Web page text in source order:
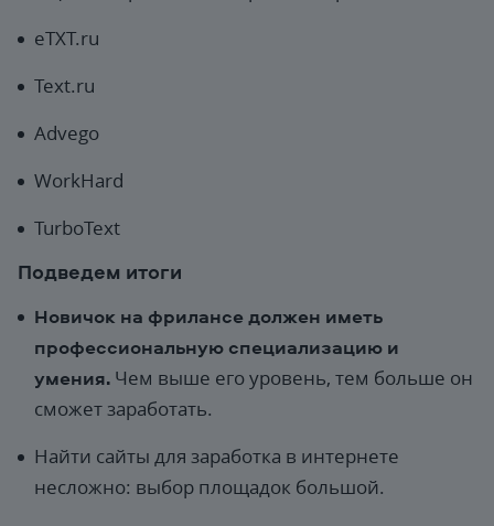
eTXT.ru
Text.ru
Advego
WorkHard
TurboText
Подведем итоги
Новичок на фрилансе должен иметь
профессиональную специализацию и
умения. Чем выше его уровень, тем больше он
сможет заработать.
Найти сайты для заработка в интернете
несложно: выбор площадок большой.